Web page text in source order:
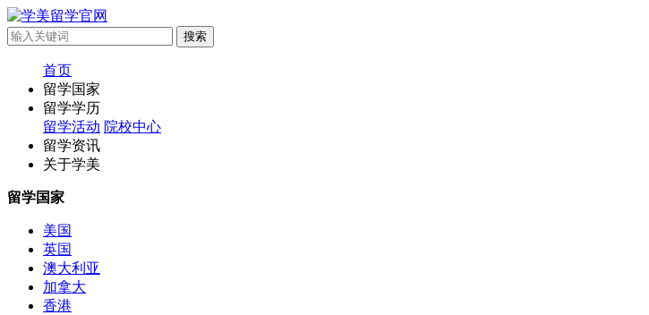
首页
留学国家
留学学历
留学活动 院校中心
留学资讯
关于学美
留学国家
美国
英国
澳大利亚
加拿大
香港